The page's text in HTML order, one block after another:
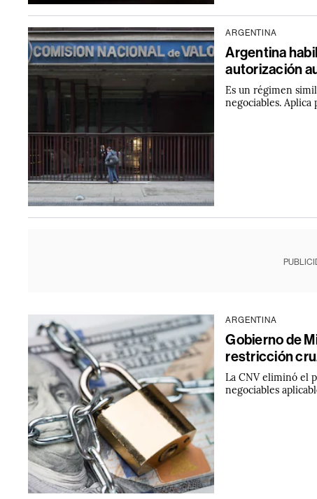
ARGENTINA
Argentina
autorización
Es un régimen
negociables. Aplica
ARGENTINA
Gobierno de
restricción
La CNV eliminó el
negociables